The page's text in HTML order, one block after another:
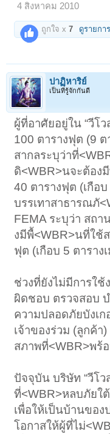
4 สิงหาคม 2010
ถูกใจ x7 ดูรายการ
ปาฏิหาริย์
เป็นที่รู้จักกันดี
ผู้ที่อาศัยอยู่ใน “วีโ
100 ตารางฟุต (9
สากลระบุว่าที่
ดิ<WBR>นจะต้อง
40 ตารางฟุต (เกือ
บรรเทาสาธารณภั
FEMA ระบุว่า สถ
งมีพื้<WBR>นที่ใช้
ฟุต (เกือบ 5 ตาราง
ช่วงที่ยังไม่มีการใ
ผิดชอบ ตรวจสอบ
ความปลอดภัยบังเ
เจ้าของร่วม (ลูกค้า
สภาพที่<WBR>พร้
ปัจจุบัน บริษัท “วีโว
ที่<WBR>หลบภัยใ
เพื่อให้เป็นบ้านขอ
โอกาสให้ผู้ที่ไม่